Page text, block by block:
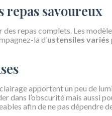
repas savoureux
repas complets. Les
la d’ustensiles variés
apportent un peu de
dans l’obscurité mais aussi
afin de ne pas dépendre